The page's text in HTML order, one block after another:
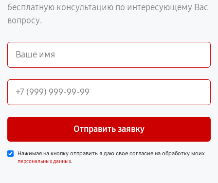
бесплатную консультацию по интересующему Вас
вопросу.
Отправить заявку
Нажимая на кнопку отправить я даю свое согласие на обработку моих
персональных данных.